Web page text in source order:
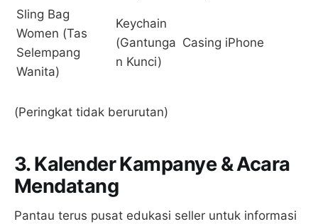
Sling Bag
Women (Tas
Selempang
Wanita)
Keychain
(Gantunga
n Kunci)
Casing iPhone
(Peringkat tidak berurutan)
3. Kalender Kampanye & Acara
Mendatang
Pantau terus pusat edukasi seller untuk informasi